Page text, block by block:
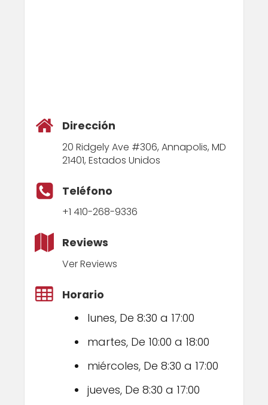
Dirección
20 Ridgely Ave #306, Annapolis, MD
21401, Estados Unidos
Teléfono
+1 410-268-9336
Reviews
Ver Reviews
Horario
lunes, De 8:30 a 17:00
martes, De 10:00 a 18:00
miércoles, De 8:30 a 17:00
jueves, De 8:30 a 17:00